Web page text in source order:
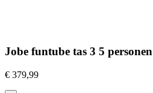
Jobe funtube tas 3 5 personen
€ 379,99